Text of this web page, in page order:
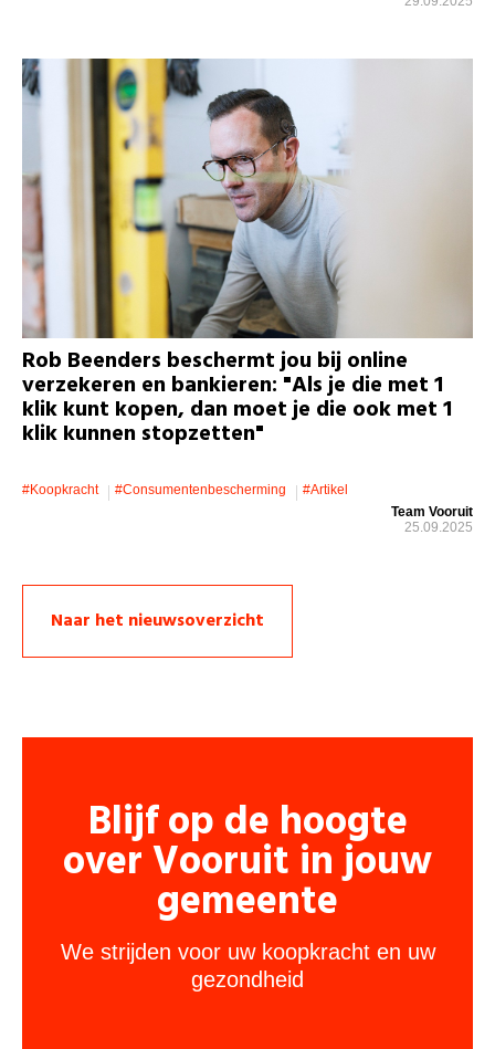
Rob Beenders beschermt jou bij online
verzekeren en bankieren: "Als je die met 1
klik kunt kopen, dan moet je die ook met 1
klik kunnen stopzetten"
#koopkracht #consumentenbescherming
#artikel
Team Vooruit
25.09.2025
Naar het nieuwsoverzicht
Blijf op de hoogte
over Vooruit in jouw
gemeente
We strijden voor uw koopkracht en uw
gezondheid